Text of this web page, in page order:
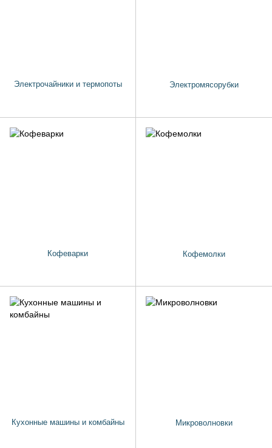
Электрочайники и термопоты Электромясорубки
Кофеварки Кофемолки
Кухонные машины и комбайны Микроволновки